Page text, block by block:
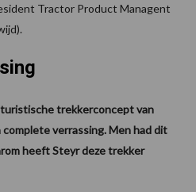
Tractor Product Managent
trekkerconcept van
verrassing. Men had dit
heeft Steyr deze trekker